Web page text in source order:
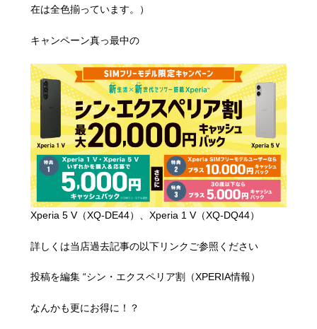
在は全色揃っています。）
キャンペーン真っ最中の
Xperia 5 V（XQ-DE44） Xperia 1 V（XQ-DQ44）
詳しくは当店過去記事の以下リンクご参照ください
投稿を編集 “シン・エクスペリア割（XPERIA情報）
なんかも更にお得に！？